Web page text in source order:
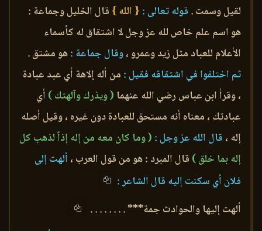
لقيل وسمت . قوله تعالى : { الله } قال الخليل وجماعة :
هو اسم علم خاص لله عز وجل لا اشتقاق له كأسماء
الأعلام للعباد مثل زيد وعمرو ،وقال جماعة :هو مشتق .
ثم اختلفوا في اشتقاقه فقيل : من أله إلاهة أي عبد عبادة
، وقرأ ابن عباس رضي الله عنهما ( ويذرك وآلهتك ) أي
عبادتك ، معناه أنه مستحق للعبادة دون غيره ، وقيل أصله
إله ، قال الله عز وجل : ( وما كان معه من إله إذاً لذهب كل
إله بما خلق ) قال المبرد : هو من قول العرب ، ألهت إلى
فلان أي سكنت إليه قال الشاعر :
ألهت إليها والحوادث جمة*** . . . . . . . .